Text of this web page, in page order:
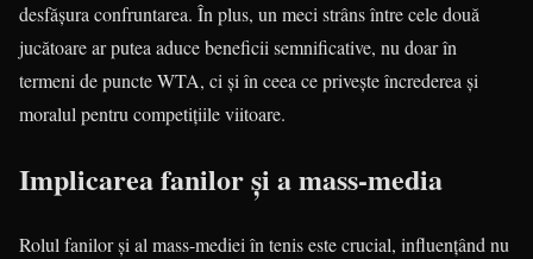
desfășura confruntarea. În plus, un meci strâns între cele două
jucătoare ar putea aduce beneficii semnificative, nu doar în
termeni de puncte WTA, ci și în ceea ce privește încrederea și
moralul pentru competițiile viitoare.
Implicarea fanilor și a mass-media
Rolul fanilor și al mass-mediei în tenis este crucial, influențând nu